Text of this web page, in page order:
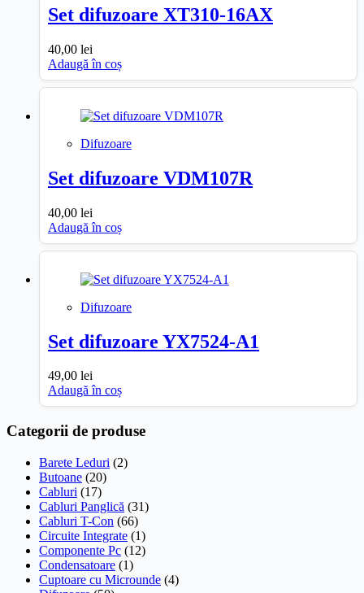
Set difuzoare XT310-16AX
40,00 lei
Adaugă în coș
Difuzoare
Set difuzoare VDM107R
40,00 lei
Adaugă în coș
Difuzoare
Set difuzoare YX7524-A1
49,00 lei
Adaugă în coș
Categorii de produse
Barete Leduri (2)
Butoane (20)
Cabluri (17)
Cabluri Panglică (31)
Cabluri T-Con (66)
Circuite Integrate (1)
Componente Pc (12)
Condensatoare (1)
Cuptoare cu Microunde (4)